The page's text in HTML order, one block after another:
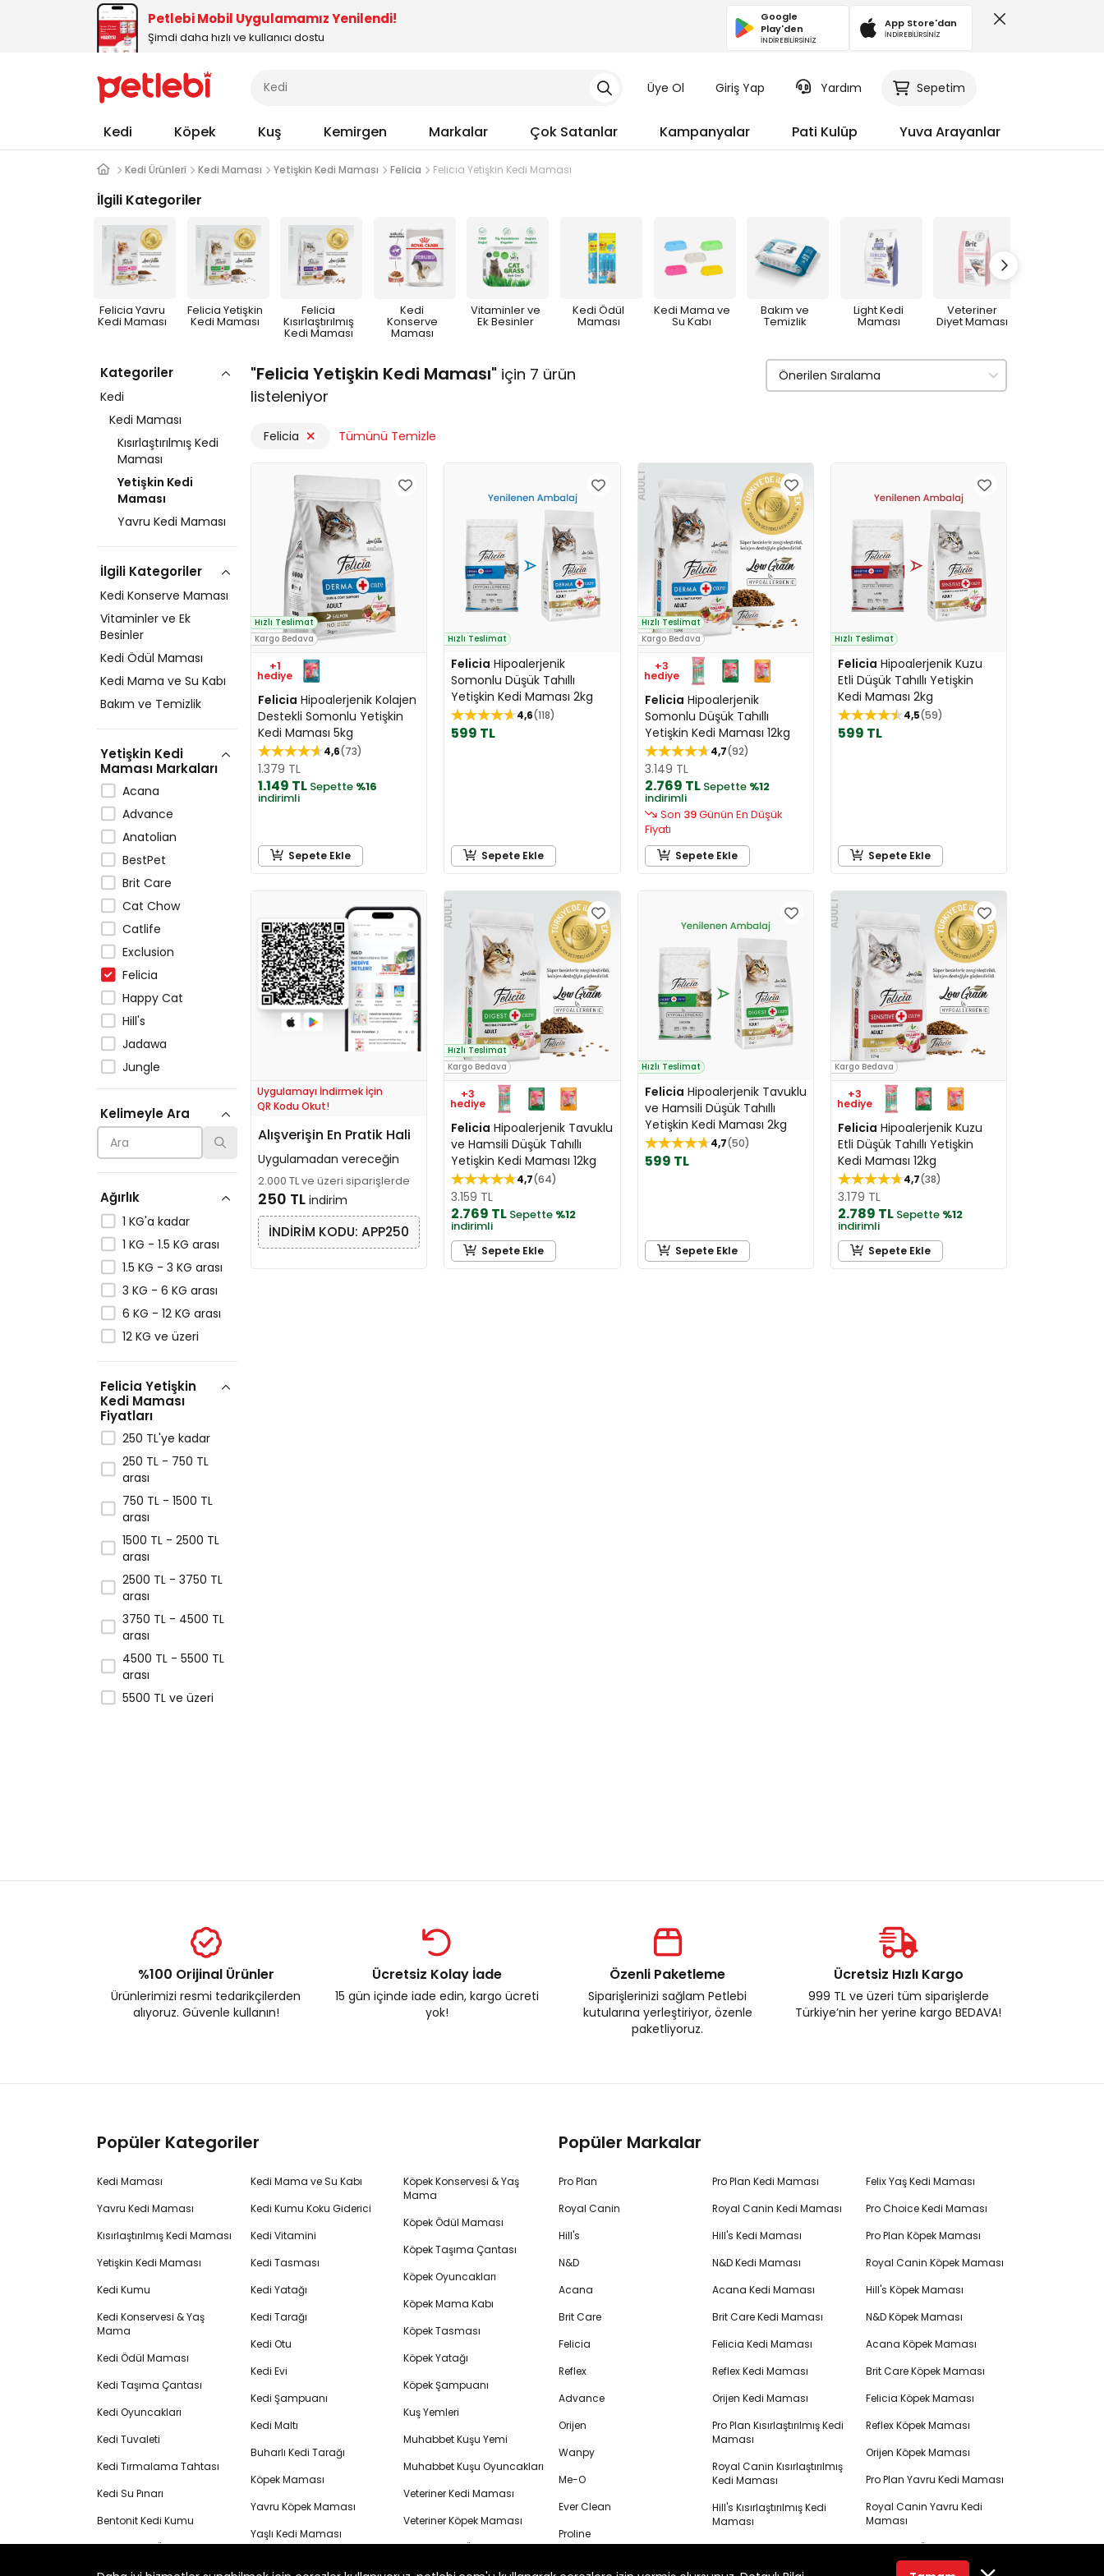
Petlebi Mobil Uygulamamız Yenilendi!
Şimdi daha hızlı ve kullanıcı dostu
Google
Play'den
İNDİREBİLİRSİNİZ
App Store'dan
İNDİREBİLİRSİNİZ
Üye Ol Giriş Yap Yardım Sepetim
Kedi Köpek Kuş Kemirgen Markalar Çok Satanlar Kampanyalar Pati Kulüp Yuva Arayanlar
Kedi Ürünleri Kedi Maması Yetişkin Kedi Maması Felicia Felicia Yetişkin Kedi Maması
İlgili Kategoriler
Felicia Yavru
Kedi Maması
Felicia Yetişkin
Kedi Maması
Felicia
Kısırlaştırılmış
Kedi Maması
Kedi
Konserve
Maması
Vitaminler ve
Ek Besinler
Kedi Ödül
Maması
Kedi Mama ve
Su Kabı
Bakım ve
Temizlik
Light Kedi
Maması
Veteriner
Diyet Maması
Kategoriler
Kedi
Kedi Maması
Kısırlaştırılmış Kedi
Maması
Yetişkin Kedi
Maması
Yavru Kedi Maması
İlgili Kategoriler
Kedi Konserve Maması
Vitaminler ve Ek
Besinler
Kedi Ödül Maması
Kedi Mama ve Su Kabı
Bakım ve Temizlik
Yetişkin Kedi
Maması Markaları
Acana
Advance
Anatolian
BestPet
Brit Care
Cat Chow
Catlife
Exclusion
Felicia
Happy Cat
Hill's
Jadawa
Jungle
Molly
N&D
Natura
Orijen
PERFECT FIT
Petlebi
PLATINUM
Pro Plan
PRO-NUTRITION
ProChoice
Reflex
Rimba
Royal Canin
Spectrum
Unique
Vet Prive
Whiskas
Zampa
Kelimeyle Ara
Ağırlık
1 KG'a kadar
1 KG - 1.5 KG arası
1.5 KG - 3 KG arası
3 KG - 6 KG arası
6 KG - 12 KG arası
12 KG ve üzeri
Felicia Yetişkin
Kedi Maması
Fiyatları
250 TL'ye kadar
250 TL - 750 TL
arası
750 TL - 1500 TL
arası
1500 TL - 2500 TL
arası
2500 TL - 3750 TL
arası
3750 TL - 4500 TL
arası
4500 TL - 5500 TL
arası
5500 TL ve üzeri
Felicia Yetişkin Kedi Maması için 7 ürün
listeleniyor
Felicia Tümünü Temizle
Kargo Bedava
Hızlı Teslimat
+1
hediye
Felicia Hipoalerjenik Kolajen
Destekli Somonlu Yetişkin
Kedi Maması 5kg
4,6 73
1.379 TL
1.149 TL Sepette %16
indirimli
Sepete Ekle
Hızlı Teslimat
Felicia Hipoalerjenik
Somonlu Düşük Tahıllı
Yetişkin Kedi Maması 2kg
4,6 118
599 TL
Sepete Ekle
Kargo Bedava
Hızlı Teslimat
+3
hediye
Felicia Hipoalerjenik
Somonlu Düşük Tahıllı
Yetişkin Kedi Maması 12kg
4,7 92
3.149 TL
2.769 TLSepette %12
indirimli
Son 39Günün En Düşük
Fiyatı
Sepete Ekle
Hızlı Teslimat
Felicia Hipoalerjenik Kuzu
Etli Düşük Tahıllı Yetişkin
Kedi Maması 2kg
4,5 59
599 TL
Sepete Ekle
Uygulamayı İndirmek İçin
QR Kodu Okut!
Alışverişin En Pratik Hali
Uygulamadan vereceğin
2.000 TL ve üzeri siparişlerde
250 TL indirim
İNDİRİM KODU: APP250
Kargo Bedava
Hızlı Teslimat
+3
hediye
Felicia Hipoalerjenik Tavuklu
ve Hamsili Düşük Tahıllı
Yetişkin Kedi Maması 12kg
4,7 64
3.159 TL
2.769 TL Sepette %12
indirimli
Sepete Ekle
Hızlı Teslimat
Felicia Hipoalerjenik Tavuklu
ve Hamsili Düşük Tahıllı
Yetişkin Kedi Maması 2kg
4,7 50
599 TL
Sepete Ekle
Kargo Bedava
+3
hediye
Felicia Hipoalerjenik Kuzu
Etli Düşük Tahıllı Yetişkin
Kedi Maması 12kg
4,7 38
3.179 TL
2.789 TLSepette %12
indirimli
Sepete Ekle
%100 Orijinal Ürünler
Ürünlerimizi resmi tedarikçilerden
alıyoruz. Güvenle kullanın!
Ücretsiz Kolay İade
15 gün içinde iade edin, kargo ücreti
yok!
Özenli Paketleme
Siparişlerinizi sağlam Petlebi
kutularına yerleştiriyor, özenle
paketliyoruz.
Ücretsiz Hızlı Kargo
999 TL ve üzeri tüm siparişlerde
Türkiye’nin her yerine kargo BEDAVA!
Popüler Kategoriler
Kedi Maması
Yavru Kedi Maması
Kısırlaştırılmış Kedi Maması
Yetişkin Kedi Maması
Kedi Kumu
Kedi Konservesi & Yaş
Mama
Kedi Ödül Maması
Kedi Taşıma Çantası
Kedi Oyuncakları
Kedi Tuvaleti
Kedi Tırmalama Tahtası
Kedi Su Pınarı
Bentonit Kedi Kumu
Kedi Krema Ödülü
Kedi Mama ve Su Kabı
Kedi Kumu Koku Giderici
Kedi Vitamini
Kedi Tasması
Kedi Yatağı
Kedi Tarağı
Kedi Otu
Kedi Evi
Kedi Şampuanı
Kedi Maltı
Buharlı Kedi Tarağı
Köpek Maması
Yavru Köpek Maması
Yaşlı Kedi Maması
Köpek Konservesi & Yaş
Mama
Köpek Ödül Maması
Köpek Taşıma Çantası
Köpek Oyuncakları
Köpek Mama Kabı
Köpek Tasması
Köpek Yatağı
Köpek Şampuanı
Kuş Yemleri
Muhabbet Kuşu Yemi
Muhabbet Kuşu Oyuncakları
Veteriner Kedi Maması
Veteriner Köpek Maması
Kedi Lolipop Ödülü
Popüler Markalar
Pro Plan
Royal Canin
Hill's
N&D
Acana
Brit Care
Felicia
Reflex
Advance
Orijen
Wanpy
Me-O
Ever Clean
Proline
Pro Plan Kedi Maması
Royal Canin Kedi Maması
Hill's Kedi Maması
N&D Kedi Maması
Acana Kedi Maması
Brit Care Kedi Maması
Felicia Kedi Maması
Reflex Kedi Maması
Orijen Kedi Maması
Pro Plan Kısırlaştırılmış Kedi
Maması
Royal Canin Kısırlaştırılmış
Kedi Maması
Hill's Kısırlaştırılmış Kedi
Maması
N&D Kısırlaştırılmış Kedi
Felix Yaş Kedi Maması
Pro Choice Kedi Maması
Pro Plan Köpek Maması
Royal Canin Köpek Maması
Hill's Köpek Maması
N&D Köpek Maması
Acana Köpek Maması
Brit Care Köpek Maması
Felicia Köpek Maması
Reflex Köpek Maması
Orijen Köpek Maması
Pro Plan Yavru Kedi Maması
Royal Canin Yavru Kedi
Maması
Me-O Kedi Ödülü